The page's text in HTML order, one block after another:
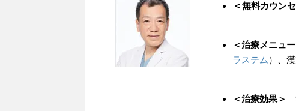
＜無料カウン
＜治療メニュー
ラステム ）、
＜治療効果＞